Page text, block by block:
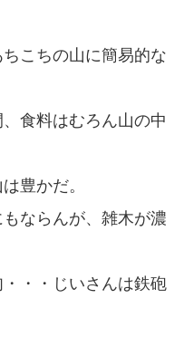
こちの山に簡易的な
食料はむろん山の中
豊かだ。
ならんが、雑木が濃
・・じいさんは鉄砲